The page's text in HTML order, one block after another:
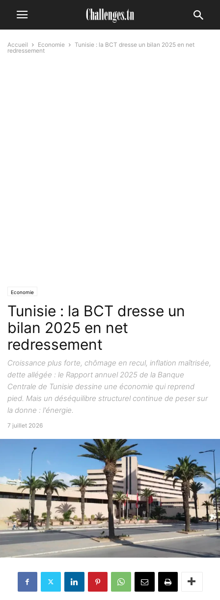
Accueil Economie
Tunisie : la BCT dresse un bilan 2025 en net
redressement
Economie
Tunisie : la BCT dresse un
bilan 2025 en net
redressement
Croissance plus forte, chômage en recul, inflation maîtrisée,
dette allégée : le Rapport annuel 2025 de la Banque
Centrale de Tunisie dessine une économie qui reprend
pied. Mais un déséquilibre structurel continue de peser sur
la donne : l'énergie.
7 juillet 2026